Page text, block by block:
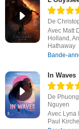
De
Avec Matt
Holland,
Hathaway
Bande-
In Waves
De
Nguyen
Avec Lyna
Paul